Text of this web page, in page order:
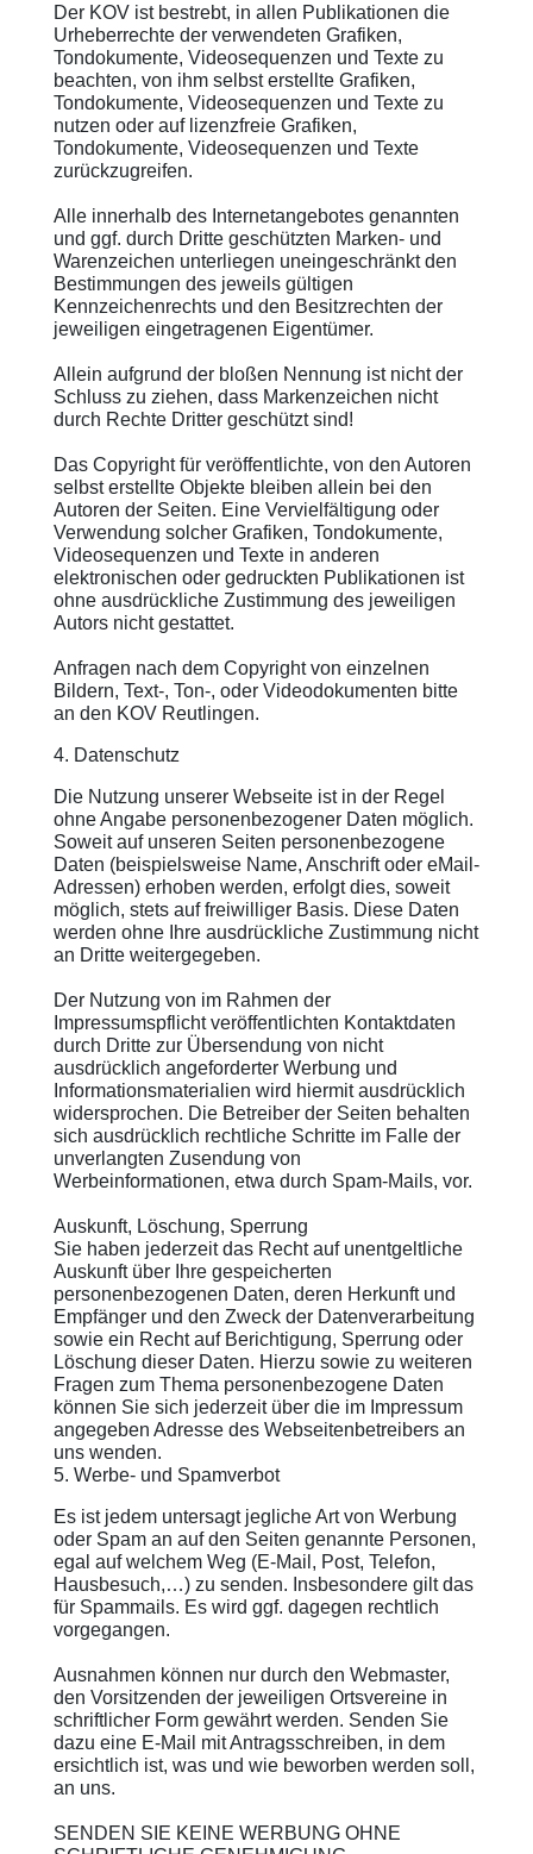
Der KOV ist bestrebt, in allen Publikationen die
Urheberrechte der verwendeten Grafiken,
Tondokumente, Videosequenzen und Texte zu
beachten, von ihm selbst erstellte Grafiken,
Tondokumente, Videosequenzen und Texte zu
nutzen oder auf lizenzfreie Grafiken,
Tondokumente, Videosequenzen und Texte
zurückzugreifen.
Alle innerhalb des Internetangebotes genannten
und ggf. durch Dritte geschützten Marken- und
Warenzeichen unterliegen uneingeschränkt den
Bestimmungen des jeweils gültigen
Kennzeichenrechts und den Besitzrechten der
jeweiligen eingetragenen Eigentümer.
Allein aufgrund der bloßen Nennung ist nicht der
Schluss zu ziehen, dass Markenzeichen nicht
durch Rechte Dritter geschützt sind!
Das Copyright für veröffentlichte, von den Autoren
selbst erstellte Objekte bleiben allein bei den
Autoren der Seiten. Eine Vervielfältigung oder
Verwendung solcher Grafiken, Tondokumente,
Videosequenzen und Texte in anderen
elektronischen oder gedruckten Publikationen ist
ohne ausdrückliche Zustimmung des jeweiligen
Autors nicht gestattet.
Anfragen nach dem Copyright von einzelnen
Bildern, Text-, Ton-, oder Videodokumenten bitte
an den KOV Reutlingen.
4. Datenschutz
Die Nutzung unserer Webseite ist in der Regel
ohne Angabe personenbezogener Daten möglich.
Soweit auf unseren Seiten personenbezogene
Daten (beispielsweise Name, Anschrift oder eMail-
Adressen) erhoben werden, erfolgt dies, soweit
möglich, stets auf freiwilliger Basis. Diese Daten
werden ohne Ihre ausdrückliche Zustimmung nicht
an Dritte weitergegeben.
Der Nutzung von im Rahmen der
Impressumspflicht veröffentlichten Kontaktdaten
durch Dritte zur Übersendung von nicht
ausdrücklich angeforderter Werbung und
Informationsmaterialien wird hiermit ausdrücklich
widersprochen. Die Betreiber der Seiten behalten
sich ausdrücklich rechtliche Schritte im Falle der
unverlangten Zusendung von
Werbeinformationen, etwa durch Spam-Mails, vor.
Auskunft, Löschung, Sperrung
Sie haben jederzeit das Recht auf unentgeltliche
Auskunft über Ihre gespeicherten
personenbezogenen Daten, deren Herkunft und
Empfänger und den Zweck der Datenverarbeitung
sowie ein Recht auf Berichtigung, Sperrung oder
Löschung dieser Daten. Hierzu sowie zu weiteren
Fragen zum Thema personenbezogene Daten
können Sie sich jederzeit über die im Impressum
angegeben Adresse des Webseitenbetreibers an
uns wenden.
5. Werbe- und Spamverbot
Es ist jedem untersagt jegliche Art von Werbung
oder Spam an auf den Seiten genannte Personen,
egal auf welchem Weg (E-Mail, Post, Telefon,
Hausbesuch,…) zu senden. Insbesondere gilt das
für Spammails. Es wird ggf. dagegen rechtlich
vorgegangen.
Ausnahmen können nur durch den Webmaster,
den Vorsitzenden der jeweiligen Ortsvereine in
schriftlicher Form gewährt werden. Senden Sie
dazu eine E-Mail mit Antragsschreiben, in dem
ersichtlich ist, was und wie beworben werden soll,
an uns.
SENDEN SIE KEINE WERBUNG OHNE